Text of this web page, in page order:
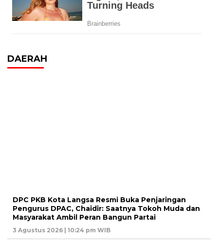
DAERAH
DPC PKB Kota Langsa Resmi Buka Penjaringan
Pengurus DPAC, Chaidir: Saatnya Tokoh Muda dan
Masyarakat Ambil Peran Bangun Partai
3 Agustus 2026 | 10:24 pm WIB